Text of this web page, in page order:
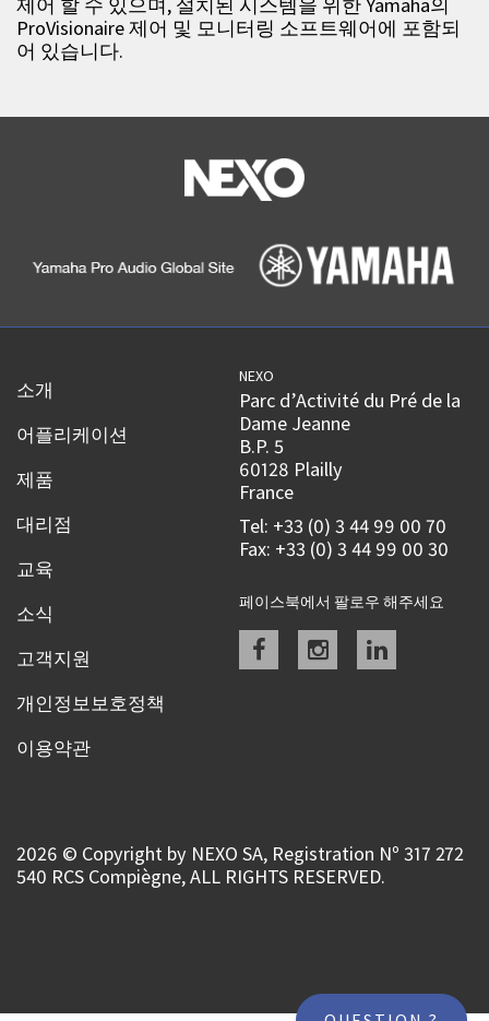
제어 할 수 있으며, 설치된 시스템을 위한 Yamaha의
ProVisionaire 제어 및 모니터링 소프트웨어에 포함되
어 있습니다.
소개
어플리케이션
제품
대리점
교육
소식
고객지원
개인정보보호정책
이용약관
NEXO
Parc d’Activité du Pré de la
Dame Jeanne
B.P. 5
60128 Plailly
France
Tel: +33 (0) 3 44 99 00 70
Fax: +33 (0) 3 44 99 00 30
페이스북에서 팔로우 해주세요
Facebookinstagramlinkedin
2026 © Copyright by NEXO SA, Registration Nº 317 272
540 RCS Compiègne, ALL RIGHTS RESERVED.